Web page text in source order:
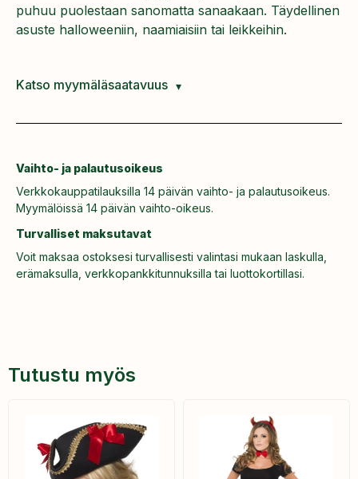
puhuu puolestaan ​​sanomatta sanaakaan. Täydellinen
asuste halloweeniin, naamiaisiin tai leikkeihin.
Katso myymäläsaatavuus
Vaihto- ja palautusoikeus
Verkkokauppatilauksilla 14 päivän vaihto- ja palautusoikeus.
Myymälöissä 14 päivän vaihto-oikeus.
Turvalliset maksutavat
Voit maksaa ostoksesi turvallisesti valintasi mukaan laskulla,
erämaksulla, verkkopankkitunnuksilla tai luottokortillasi.
Tutustu myös